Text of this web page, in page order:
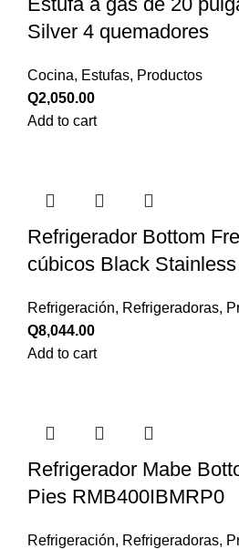
Silver 4 quemadores
Cocina, Estufas, Productos
Q2,050.00
Add to cart
Refrigerador Bottom
cúbicos Black
Refrigeración, Refrigeradoras,
Q8,044.00
Add to cart
Refrigerador Mabe
Pies RMB400IBMRP0
Refrigeración, Refrigeradoras,